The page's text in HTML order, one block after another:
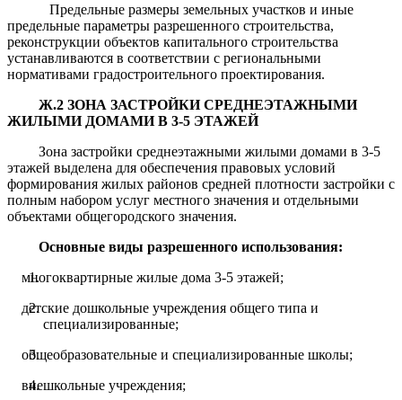
Предельные размеры земельных участков и иные
предельные параметры разрешенного строительства,
реконструкции объектов капитального строительства
устанавливаются в соответствии с региональными
нормативами градостроительного проектирования.
Ж.2 ЗОНА ЗАСТРОЙКИ СРЕДНЕЭТАЖНЫМИ
ЖИЛЫМИ ДОМАМИ В 3-5 ЭТАЖЕЙ
Зона застройки среднеэтажными жилыми домами в 3-5
этажей выделена для обеспечения правовых условий
формирования жилых районов средней плотности застройки с
полным набором услуг местного значения и отдельными
объектами общегородского значения.
Основные виды разрешенного использования:
многоквартирные жилые дома 3-5 этажей;
детские дошкольные учреждения общего типа и
специализированные;
общеобразовательные и специализированные школы;
внешкольные учреждения;